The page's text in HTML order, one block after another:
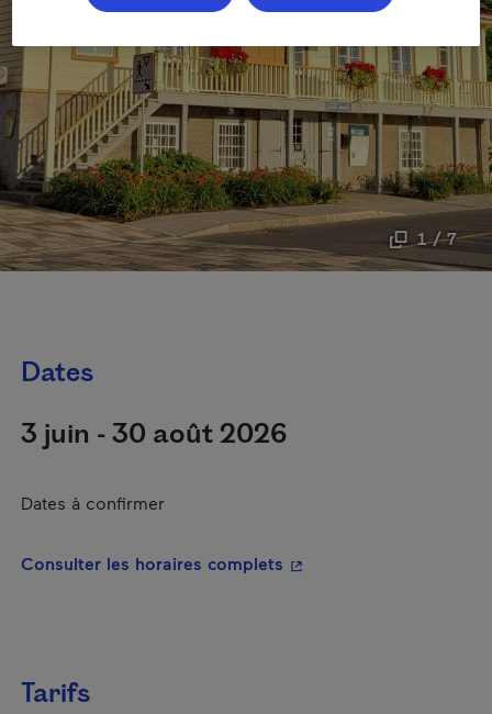
1 / 7
Dates
3 juin - 30 août 2026
Dates à confirmer
Consulter les horaires complets - Cet hyperlien
Tarifs